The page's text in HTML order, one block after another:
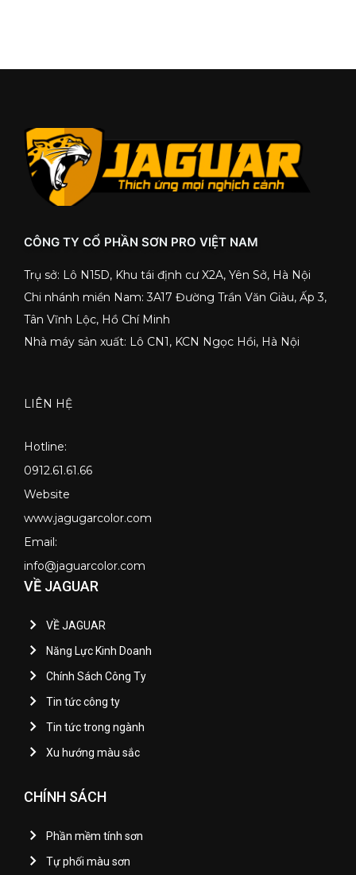
CÔNG TY CỔ PHẦN SƠN PRO VIỆT NAM
Trụ sở: Lô N15D, Khu tái định cư X2A, Yên Sở, Hà Nội
Chi nhánh miền Nam: 3A17 Đường Trần Văn Giàu, Ấp 3,
Tân Vĩnh Lộc, Hồ Chí Minh
Nhà máy sản xuất: Lô CN1, KCN Ngọc Hồi, Hà Nội
LIÊN HỆ
Hotline:
0912.61.61.66
Website
www.jagugarcolor.com
Email:
info@jaguarcolor.com
VỀ JAGUAR
VỀ JAGUAR
Năng Lực Kinh Doanh
Chính Sách Công Ty
Tin tức công ty
Tin tức trong ngành
Xu hướng màu sắc
CHÍNH SÁCH
Phần mềm tính sơn
Tự phối màu sơn